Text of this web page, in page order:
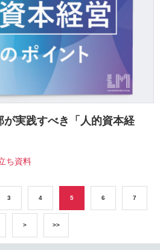
実践すべき「人的資本経
ち資料
3 4 5 6 7
> >>